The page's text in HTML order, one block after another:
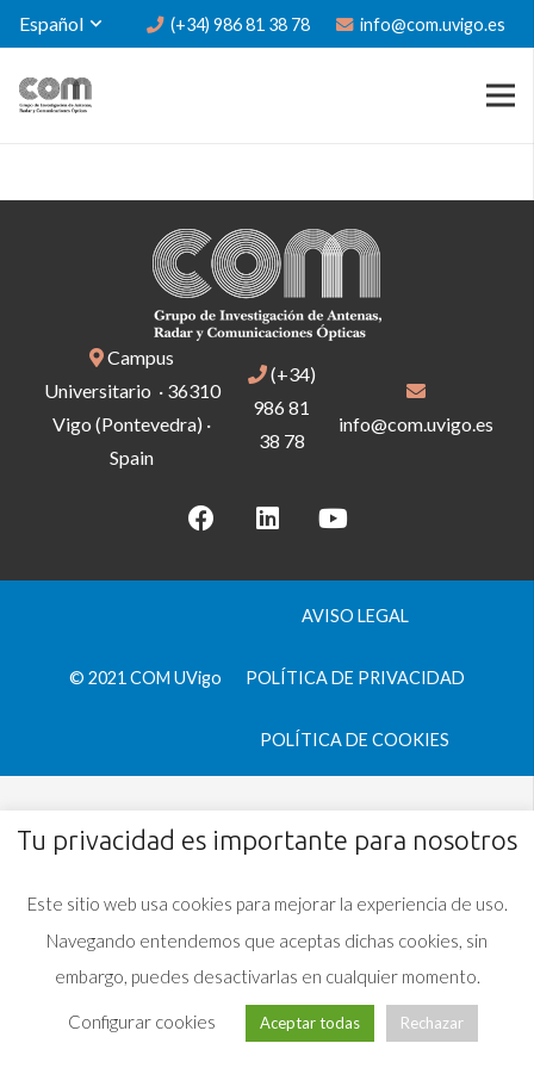
Español (+34) 986 81 38 78 info@com.uvigo.es
Campus
Universitario · 36310
Vigo (Pontevedra) ·
Spain
(+34)
986 81
38 78
info@com.uvigo.es
© 2021 COM UVigo
AVISO LEGAL
POLÍTICA DE PRIVACIDAD
POLÍTICA DE COOKIES
Tu privacidad es importante para nosotros
Este sitio web usa cookies para mejorar la experiencia de uso.
Navegando entendemos que aceptas dichas cookies, sin
embargo, puedes desactivarlas en cualquier momento.
Configurar cookies Aceptar todas Rechazar